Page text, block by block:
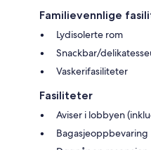
Familievennlige
Lydisolerte rom
Snackbar/
Vaskerifasiliteter
Fasiliteter
Aviser i lobbyen
Bagasjeoppbevaring